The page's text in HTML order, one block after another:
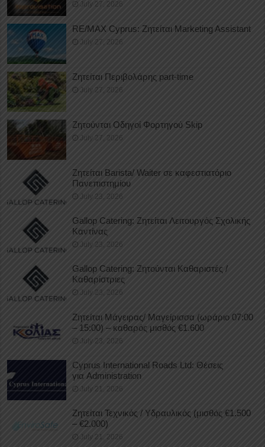
July 27, 2026
RE/MAX Cyprus: Ζητείται Marketing Assistant
July 27, 2026
Ζητείται Περιβολάρης part-time
July 27, 2026
Ζητούνται Οδηγοί Φορτηγού Skip
July 27, 2026
Ζητείται Barista/ Waiter σε καφεστιατόριο
Πανεπιστημίου
July 23, 2026
Gallop Catering: Ζητείται Λειτουργός Σχολικής
Καντίνας
July 23, 2026
Gallop Catering: Ζητούνται Καθαριστές /
Καθαρίστριες
July 23, 2026
Ζητείται Μάγειρας/ Μαγείρισσα (ωράριο 07:00
– 15:00) – καθαρός μισθός €1.600
July 23, 2026
Cyprus International Roads Ltd: Θέσεις
για Administration
July 21, 2026
Ζητείται Τεχνικός / Υδραυλικός (μισθός €1.500
– €2.000)
July 21, 2026